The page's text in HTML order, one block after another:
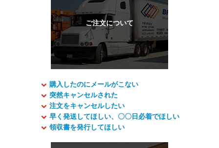
購入したのにメールがこない
突然キャンセルされた
注文をキャンセルしたい
早く発送してほしい、〇〇日必着でほしい
領収書を発行してほしい